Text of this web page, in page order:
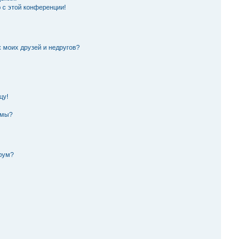
с этой конференции!
моих друзей и недругов?